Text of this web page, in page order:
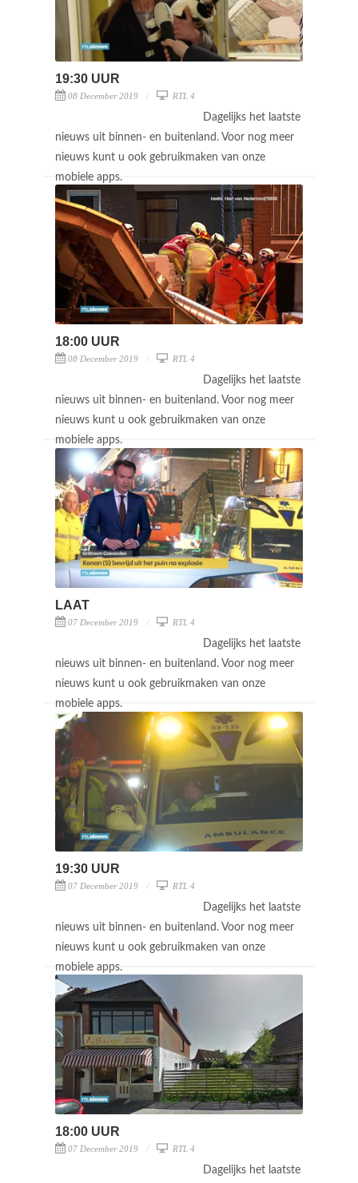
19:30 UUR
08 December 2019 RTL 4
Dagelijks het laatste
nieuws uit binnen- en buitenland. Voor nog meer
nieuws kunt u ook gebruikmaken van onze
mobiele apps.
18:00 UUR
08 December 2019 RTL 4
Dagelijks het laatste
nieuws uit binnen- en buitenland. Voor nog meer
nieuws kunt u ook gebruikmaken van onze
mobiele apps.
LAAT
07 December 2019 RTL 4
Dagelijks het laatste
nieuws uit binnen- en buitenland. Voor nog meer
nieuws kunt u ook gebruikmaken van onze
mobiele apps.
19:30 UUR
07 December 2019 RTL 4
Dagelijks het laatste
nieuws uit binnen- en buitenland. Voor nog meer
nieuws kunt u ook gebruikmaken van onze
mobiele apps.
18:00 UUR
07 December 2019 RTL 4
Dagelijks het laatste